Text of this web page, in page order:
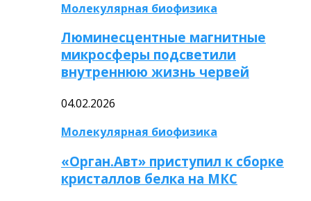
Молекулярная биофизика
Люминесцентные магнитные
микросферы подсветили
внутреннюю жизнь червей
04.02.2026
Молекулярная биофизика
«Орган.Авт» приступил к сборке
кристаллов белка на МКС